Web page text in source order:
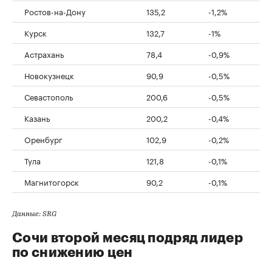
Ростов-на-Дону
135,2
-1,2%
Курск
132,7
-1%
Астрахань
78,4
-0,9%
Новокузнецк
90,9
-0,5%
Севастополь
200,6
-0,5%
Казань
200,2
-0,4%
Оренбург
102,9
-0,2%
Тула
121,8
-0,1%
Магнитогорск
90,2 -0,1%
Данные: SRG
Сочи второй месяц подряд лидер
по снижению цен